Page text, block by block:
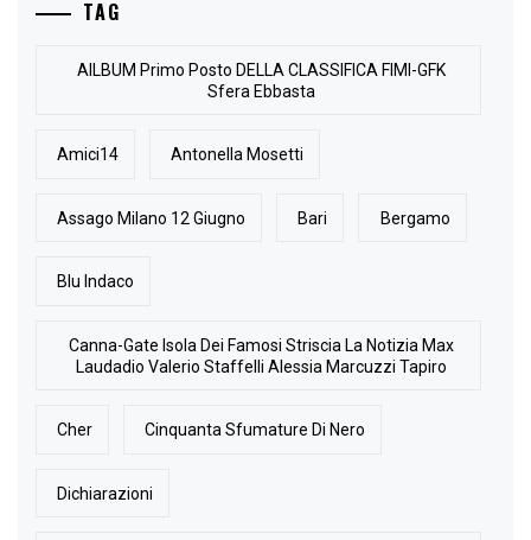
TAG
AlLBUM Primo Posto DELLA CLASSIFICA FIMI-GFK
Sfera Ebbasta
Amici14 Antonella Mosetti
Assago Milano 12 Giugno Bari Bergamo
Blu Indaco
Canna-Gate Isola Dei Famosi Striscia La Notizia Max
Laudadio Valerio Staffelli Alessia Marcuzzi Tapiro
Cher Cinquanta Sfumature Di Nero
Dichiarazioni